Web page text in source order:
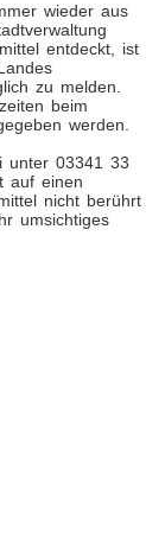
wieder aus
entdeckt, ist
zu melden.
beim
werden.
unter 03341 33
auf einen
nicht berührt
umsichtiges